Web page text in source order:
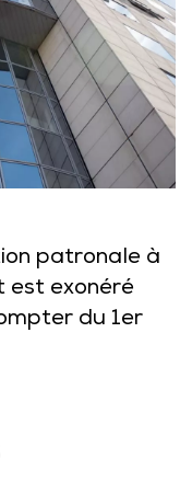
patronale à
est exonéré
du 1er